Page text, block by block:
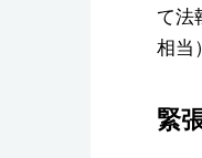
て法
相当
緊